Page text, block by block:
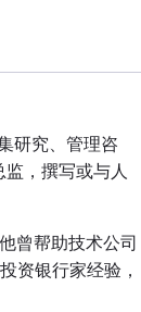
研究、管理咨
，撰写或与人
曾帮助技术公司
资银行家经验，